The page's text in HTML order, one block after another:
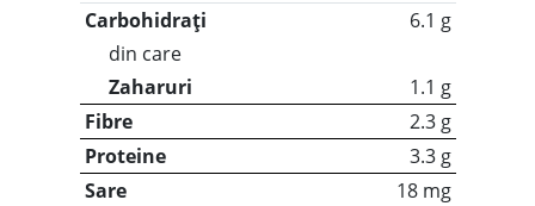
Carbohidrați
6.1 g
din care
Zaharuri
1.1 g
Fibre
2.3 g
Proteine
3.3 g
Sare
18 mg